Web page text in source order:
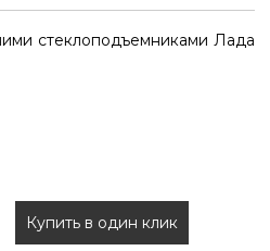
стеклоподъемниками Лада
Купить в один клик